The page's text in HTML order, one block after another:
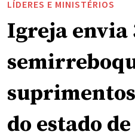
LÍDERES E MINISTÉRIOS
Igreja envia
do estado